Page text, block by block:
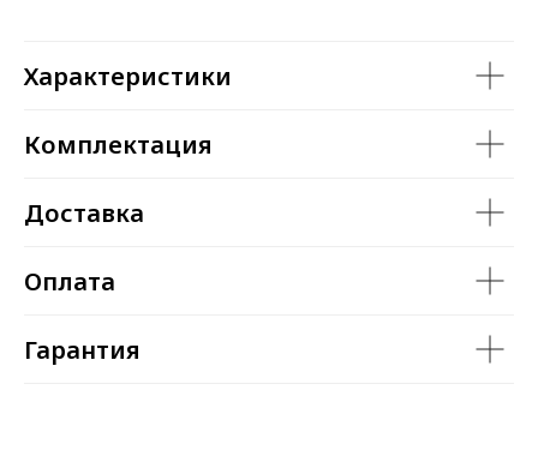
Характеристики
Комплектация
Доставка
Оплата
Гарантия